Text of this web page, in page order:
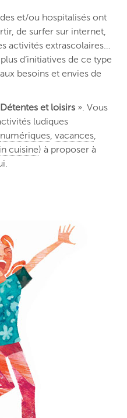
et/ou hospitalisés ont
de surfer sur internet,
activités extrascolaires…
d’initiatives de ce type
besoins et envies de
Détentes et loisirs ». Vous
ludiques
numériques,vacances,
cuisine) à proposer à